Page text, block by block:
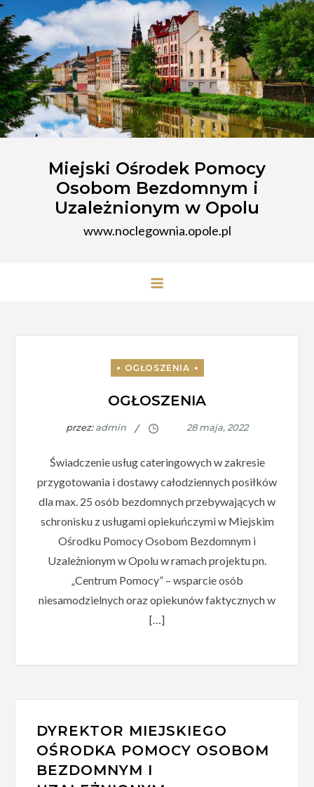
Przejdź
do
treści
Miejski Ośrodek Pomocy
Osobom Bezdomnym i
Uzależnionym w Opolu
www.noclegownia.opole.pl
OGŁOSZENIA
przez:admin
Świadczenie usług cateringowych w zakresie
przygotowania i dostawy całodziennych posiłków
dla max. 25 osób bezdomnych przebywających w
schronisku z usługami opiekuńczymi w Miejskim
Ośrodku Pomocy Osobom Bezdomnym i
Uzależnionym w Opolu w ramach projektu pn.
„Centrum Pomocy” – wsparcie osób
niesamodzielnych oraz opiekunów faktycznych w
[…]
DYREKTOR MIEJSKIEGO
OŚRODKA POMOCY OSOBOM
BEZDOMNYM I